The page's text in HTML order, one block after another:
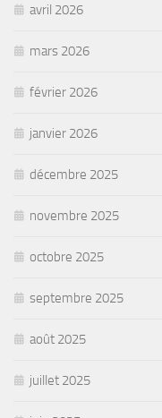
avril 2026
mars 2026
février 2026
janvier 2026
décembre 2025
novembre 2025
octobre 2025
septembre 2025
août 2025
juillet 2025